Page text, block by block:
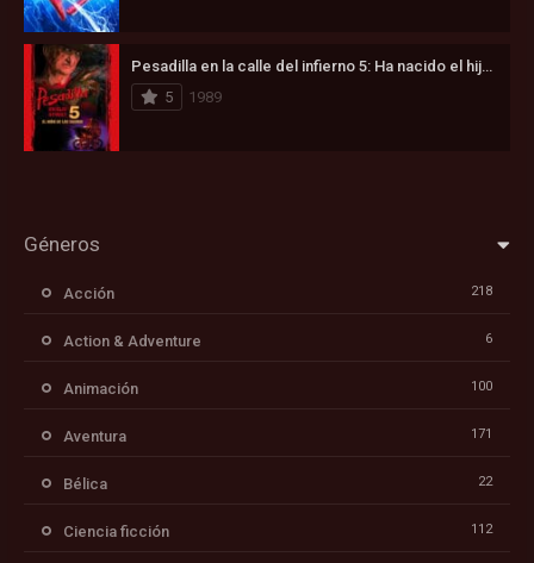
5
1989
Géneros
Acción 218
Action & Adventure 6
Animación 100
Aventura 171
Bélica 22
Ciencia ficción 112